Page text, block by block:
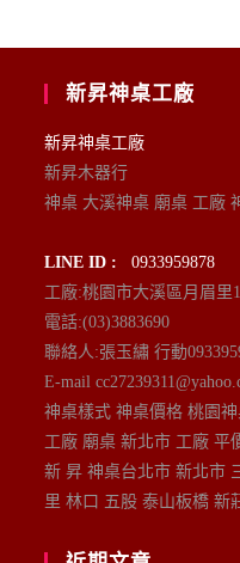
新昇神桌工廠
新昇神桌工廠
新昇木器行
神桌 大溪神桌 廟桌 工廠
LINE ID :
0933959878
工廠:桃園市大溪區月眉里
電話:(03)3883690
聯絡人:張玉繡 行動
E-mail
神桌樣式 神桌價格 桃園
工廠 廟桌 新北市 工廠 平
新 昇 神桌台北市 新北市
里 林口 五股 泰山板橋 新